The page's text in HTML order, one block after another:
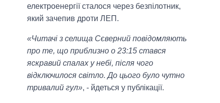
електроенергії сталося через безпілотник,
який зачепив дроти ЛЕП.
«Читачі з селища Сєверний повідомляють
про те, що приблизно о 23:15 стався
яскравий спалах у небі, після чого
відключилося світло. До цього було чутно
тривалий гул», - йдеться у публікації.